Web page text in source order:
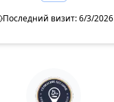
Последний визит: 6/3/2026